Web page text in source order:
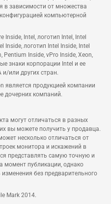
в зависимости от множества
компьютерной
Inside, Intel, логотип Intel, Intel
Inside, логотип Intel Inside, Intel
Inside, vPro Inside, Xeon,
знаки корпорации Intel и ее
или других стран.
является продукцией компании
дочерних компаний.
могут отличаться в разных
вы можете получить у продавца.
несколько отличаться от
монитора и искажений в
представлять самую точную и
публикации, однако
без предварительного
Mark 2014.